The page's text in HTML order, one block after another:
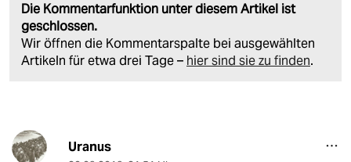
Die Kommentarfunktion unter diesem Artikel ist
geschlossen.
Wir öffnen die Kommentarspalte bei ausgewählten
Artikeln für etwa drei Tage – hier sind sie zu finden.
Uranus